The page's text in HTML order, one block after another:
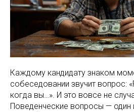
Каждому кандидату знаком
собеседовании звучит вопрос:
когда вы…». И это вовсе не
Поведенческие вопросы —